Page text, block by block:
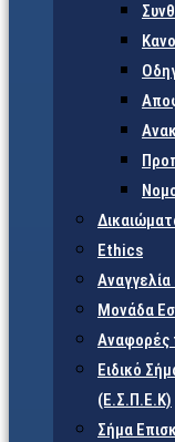
Ethics
Μονάδα
Αναφορές
Ειδικό
(Ε.Σ.Π.Ε.Κ)
Σήμα